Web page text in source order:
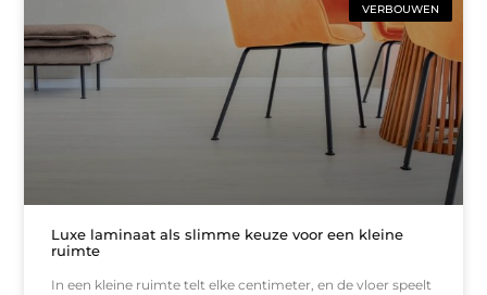
VERBOUWEN
Luxe laminaat als slimme keuze voor een kleine
ruimte
In een kleine ruimte telt elke centimeter, en de vloer speelt